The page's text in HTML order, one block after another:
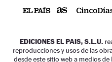
EDICIONES EL PAIS, S.L.U.
reproducciones y usos de las
desde este sitio web a medios